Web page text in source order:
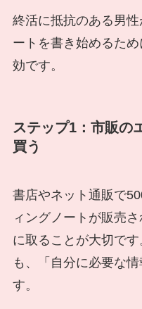
終活に抵抗のある男
ートを書き始めるた
効です。
ステップ1：市販の
買う
書店やネット通販で
ィングノートが販売
に取ることが大切で
も、「自分に必要な
す。